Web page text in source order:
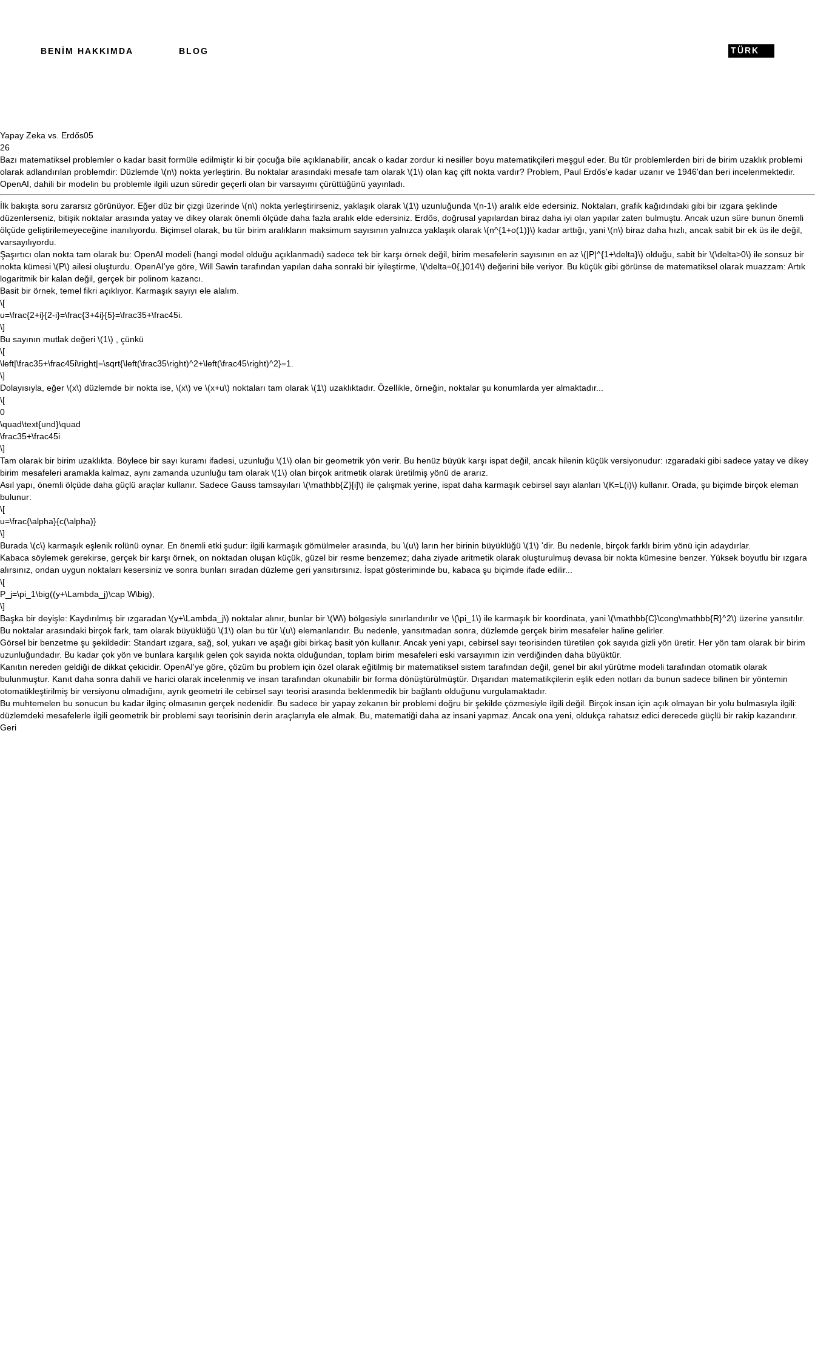
BENIM HAKKIMDA BLOG TÜRK
Yapay Zeka vs. Erdős05
26
Bazı matematiksel problemler o kadar basit formüle edilmiştir ki bir çocuğa bile açıklanabilir, ancak o kadar zordur ki nesiller boyu matematikçileri meşgul eder. Bu tür problemlerden biri de birim uzaklık problemi
olarak adlandırılan problemdir: Düzlemde \(n\) nokta yerleştirin. Bu noktalar arasındaki mesafe tam olarak \(1\) olan kaç çift nokta vardır? Problem, Paul Erdős'e kadar uzanır ve 1946'dan beri incelenmektedir.
OpenAI, dahili bir modelin bu problemle ilgili uzun süredir geçerli olan bir varsayımı çürüttüğünü yayınladı.
İlk bakışta soru zararsız görünüyor. Eğer düz bir çizgi üzerinde \(n\) nokta yerleştirirseniz, yaklaşık olarak \(1\) uzunluğunda \(n-1\) aralık elde edersiniz. Noktaları, grafik kağıdındaki gibi bir ızgara şeklinde
düzenlerseniz, bitişik noktalar arasında yatay ve dikey olarak önemli ölçüde daha fazla aralık elde edersiniz. Erdős, doğrusal yapılardan biraz daha iyi olan yapılar zaten bulmuştu. Ancak uzun süre bunun önemli
ölçüde geliştirilemeyeceğine inanılıyordu. Biçimsel olarak, bu tür birim aralıkların maksimum sayısının yalnızca yaklaşık olarak \(n^{1+o(1)}\) kadar arttığı, yani \(n\) biraz daha hızlı, ancak sabit bir ek üs ile değil,
varsayılıyordu.
Şaşırtıcı olan nokta tam olarak bu: OpenAI modeli (hangi model olduğu açıklanmadı) sadece tek bir karşı örnek değil, birim mesafelerin sayısının en az \(|P|^{1+\delta}\) olduğu, sabit bir \(\delta>0\) ile sonsuz bir
nokta kümesi \(P\) ailesi oluşturdu. OpenAI'ye göre, Will Sawin tarafından yapılan daha sonraki bir iyileştirme, \(\delta=0{,}014\) değerini bile veriyor. Bu küçük gibi görünse de matematiksel olarak muazzam: Artık
logaritmik bir kalan değil, gerçek bir polinom kazancı.
Basit bir örnek, temel fikri açıklıyor. Karmaşık sayıyı ele alalım.
\[
u=\frac{2+i}{2-i}=\frac{3+4i}{5}=\frac35+\frac45i.
\]
Bu sayının mutlak değeri \(1\) , çünkü
\[
\left|\frac35+\frac45i\right|=\sqrt{\left(\frac35\right)^2+\left(\frac45\right)^2}=1.
\]
Dolayısıyla, eğer \(x\) düzlemde bir nokta ise, \(x\) ve \(x+u\) noktaları tam olarak \(1\) uzaklıktadır. Özellikle, örneğin, noktalar şu konumlarda yer almaktadır...
\[
0
\quad\text{und}\quad
\frac35+\frac45i
\]
Tam olarak bir birim uzaklıkta. Böylece bir sayı kuramı ifadesi, uzunluğu \(1\) olan bir geometrik yön verir. Bu henüz büyük karşı ispat değil, ancak hilenin küçük versiyonudur: ızgaradaki gibi sadece yatay ve dikey
birim mesafeleri aramakla kalmaz, aynı zamanda uzunluğu tam olarak \(1\) olan birçok aritmetik olarak üretilmiş yönü de ararız.
Asıl yapı, önemli ölçüde daha güçlü araçlar kullanır. Sadece Gauss tamsayıları \(\mathbb{Z}[i]\) ile çalışmak yerine, ispat daha karmaşık cebirsel sayı alanları \(K=L(i)\) kullanır. Orada, şu biçimde birçok eleman
bulunur:
\[
u=\frac{\alpha}{c(\alpha)}
\]
Burada \(c\) karmaşık eşlenik rolünü oynar. En önemli etki şudur: ilgili karmaşık gömülmeler arasında, bu \(u\) ların her birinin büyüklüğü \(1\) 'dir. Bu nedenle, birçok farklı birim yönü için adaydırlar.
Kabaca söylemek gerekirse, gerçek bir karşı örnek, on noktadan oluşan küçük, güzel bir resme benzemez; daha ziyade aritmetik olarak oluşturulmuş devasa bir nokta kümesine benzer. Yüksek boyutlu bir ızgara
alırsınız, ondan uygun noktaları kesersiniz ve sonra bunları sıradan düzleme geri yansıtırsınız. İspat gösteriminde bu, kabaca şu biçimde ifade edilir...
\[
P_j=\pi_1\big((y+\Lambda_j)\cap W\big),
\]
Başka bir deyişle: Kaydırılmış bir ızgaradan \(y+\Lambda_j\) noktalar alınır, bunlar bir \(W\) bölgesiyle sınırlandırılır ve \(\pi_1\) ile karmaşık bir koordinata, yani \(\mathbb{C}\cong\mathbb{R}^2\) üzerine yansıtılır.
Bu noktalar arasındaki birçok fark, tam olarak büyüklüğü \(1\) olan bu tür \(u\) elemanlarıdır. Bu nedenle, yansıtmadan sonra, düzlemde gerçek birim mesafeler haline gelirler.
Görsel bir benzetme şu şekildedir: Standart ızgara, sağ, sol, yukarı ve aşağı gibi birkaç basit yön kullanır. Ancak yeni yapı, cebirsel sayı teorisinden türetilen çok sayıda gizli yön üretir. Her yön tam olarak bir birim
uzunluğundadır. Bu kadar çok yön ve bunlara karşılık gelen çok sayıda nokta olduğundan, toplam birim mesafeleri eski varsayımın izin verdiğinden daha büyüktür.
Kanıtın nereden geldiği de dikkat çekicidir. OpenAI'ye göre, çözüm bu problem için özel olarak eğitilmiş bir matematiksel sistem tarafından değil, genel bir akıl yürütme modeli tarafından otomatik olarak
bulunmuştur. Kanıt daha sonra dahili ve harici olarak incelenmiş ve insan tarafından okunabilir bir forma dönüştürülmüştür. Dışarıdan matematikçilerin eşlik eden notları da bunun sadece bilinen bir yöntemin
otomatikleştirilmiş bir versiyonu olmadığını, ayrık geometri ile cebirsel sayı teorisi arasında beklenmedik bir bağlantı olduğunu vurgulamaktadır.
Bu muhtemelen bu sonucun bu kadar ilginç olmasının gerçek nedenidir. Bu sadece bir yapay zekanın bir problemi doğru bir şekilde çözmesiyle ilgili değil. Birçok insan için açık olmayan bir yolu bulmasıyla ilgili:
düzlemdeki mesafelerle ilgili geometrik bir problemi sayı teorisinin derin araçlarıyla ele almak. Bu, matematiği daha az insani yapmaz. Ancak ona yeni, oldukça rahatsız edici derecede güçlü bir rakip kazandırır.
Geri